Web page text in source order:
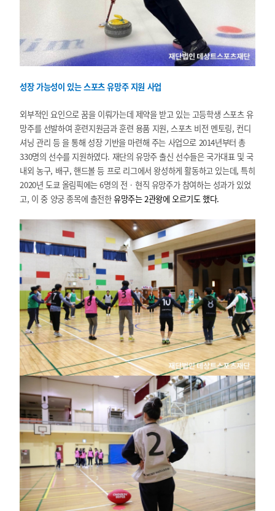
성장 가능성이 있는 스포츠 유망주 지원 사업
외부적인 요인으로 꿈을 이뤄가는데 제약을 받고 있는 고등학생 스포츠 유
망주를 선발하여 훈련지원금과 훈련 용품 지원, 스포츠 비전 멘토링, 컨디
셔닝 관리 등 을 통해 성장 기반을 마련해 주는 사업으로 2014년부터 총
330명의 선수를 지원하였다. 재단의 유망주 출신 선수들은 국가대표 및 국
내외 농구, 배구, 핸드볼 등 프로 리그에서 왕성하게 활동하고 있는데, 특히
2020년 도쿄 올림픽에는 6명의 전‧현직 유망주가 참여하는 성과가 있었
고, 이 중 양궁 종목에 출전한유망주는 2관왕에 오르기도 했다.